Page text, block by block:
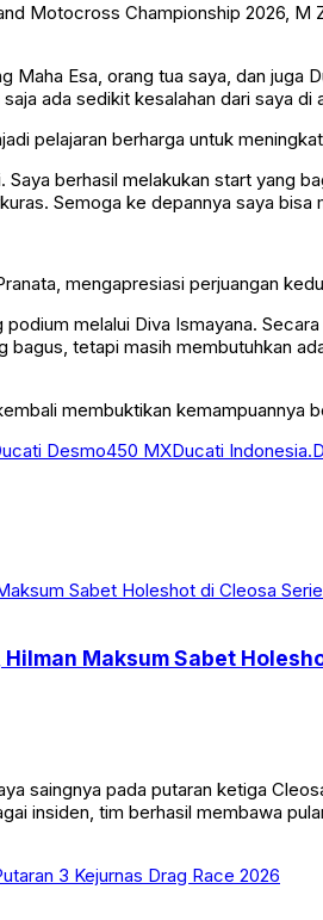
Motocross Championship 2026,
Maha Esa, orang tua saya, dan
ada sedikit kesalahan dari saya
pelajaran berharga untuk
Saya berhasil melakukan start yang
Semoga ke depannya saya bisa
mengapresiasi perjuangan
melalui Diva Ismayana.
tetapi masih membutuhkan
membuktikan kemampuannya
Desmo450 MXDucati Indonesia.
Maksum Sabet
saingnya pada putaran ketiga
insiden, tim berhasil membawa